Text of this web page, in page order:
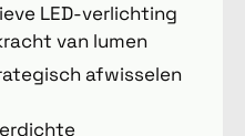
LED-verlichting
van lumen
afwisselen